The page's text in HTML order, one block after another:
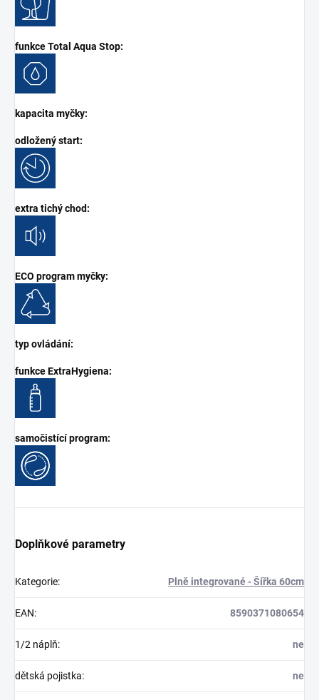
funkce Total Aqua Stop:
kapacita myčky:
odložený start:
extra tichý chod:
ECO program myčky:
typ ovládání:
funkce ExtraHygiena:
samočistící program:
Doplňkové parametry
Kategorie: Plně integrované - Šířka 60cm
EAN: 8590371080654
1/2 náplň: ne
dětská pojistka: ne